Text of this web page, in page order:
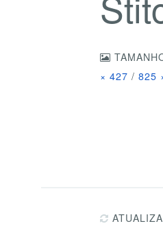
× 427 / 825